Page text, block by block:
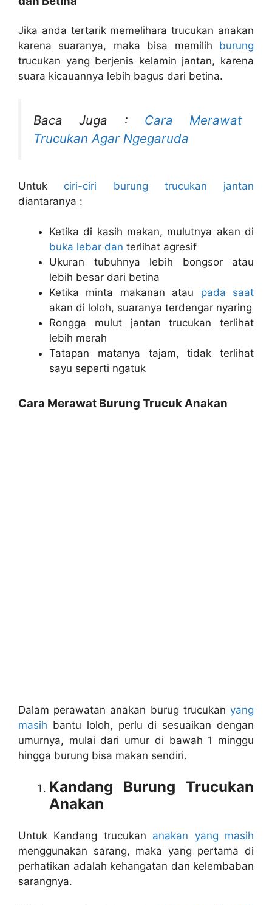
Jika anda tertarik memelihara trucukan anakan
karena suaranya, maka bisa memilih burung
trucukan yang berjenis kelamin jantan, karena
suara kicauannya lebih bagus dari betina.
Baca Juga : Cara Merawat
Trucukan Agar Ngegaruda
Untuk ciri-ciri burung trucukan jantan
diantaranya :
Ketika di kasih makan, mulutnya akan di
buka lebar dan terlihat agresif
Ukuran tubuhnya lebih bongsor atau
lebih besar dari betina
Ketika minta makanan atau pada saat
akan di loloh, suaranya terdengar nyaring
Rongga mulut jantan trucukan terlihat
lebih merah
Tatapan matanya tajam, tidak terlihat
sayu seperti ngatuk
Cara Merawat Burung Trucuk Anakan
Dalam perawatan anakan burug trucukan yang
masih bantu loloh, perlu di sesuaikan dengan
umurnya, mulai dari umur di bawah 1 minggu
hingga burung bisa makan sendiri.
Kandang Burung Trucukan
Anakan
Untuk Kandang trucukan anakan yang masih
menggunakan sarang, maka yang pertama di
perhatikan adalah kehangatan dan kelembaban
sarangnya.